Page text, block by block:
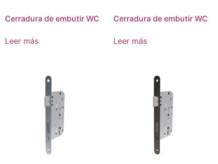
Cerradura de embutir WC
Leer más
Cerradura de embutir WC
Leer más